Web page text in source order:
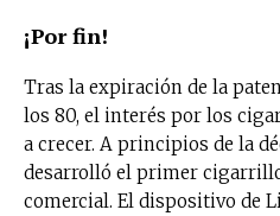
¡Por fin!
Tras la expiración de la
los 80, el interés por los
a crecer. A principios de la
desarrolló el primer
comercial. El dispositivo de